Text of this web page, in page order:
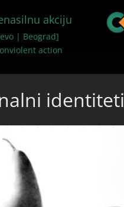
akciju
| Beograd]
action
identiteti